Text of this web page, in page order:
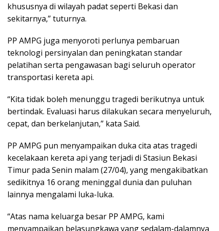
khususnya di wilayah padat seperti Bekasi dan
sekitarnya,” tuturnya.
PP AMPG juga menyoroti perlunya pembaruan
teknologi persinyalan dan peningkatan standar
pelatihan serta pengawasan bagi seluruh operator
transportasi kereta api.
“Kita tidak boleh menunggu tragedi berikutnya untuk
bertindak. Evaluasi harus dilakukan secara menyeluruh,
cepat, dan berkelanjutan,” kata Said.
PP AMPG pun menyampaikan duka cita atas tragedi
kecelakaan kereta api yang terjadi di Stasiun Bekasi
Timur pada Senin malam (27/04), yang mengakibatkan
sedikitnya 16 orang meninggal dunia dan puluhan
lainnya mengalami luka-luka.
“Atas nama keluarga besar PP AMPG, kami
menyampaikan belasungkawa yang sedalam-dalamnya